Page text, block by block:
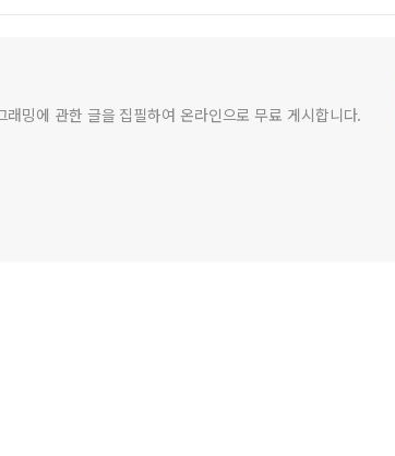
래밍에 관한 글을 집필하여 온라인으로 무료 게시합니다.